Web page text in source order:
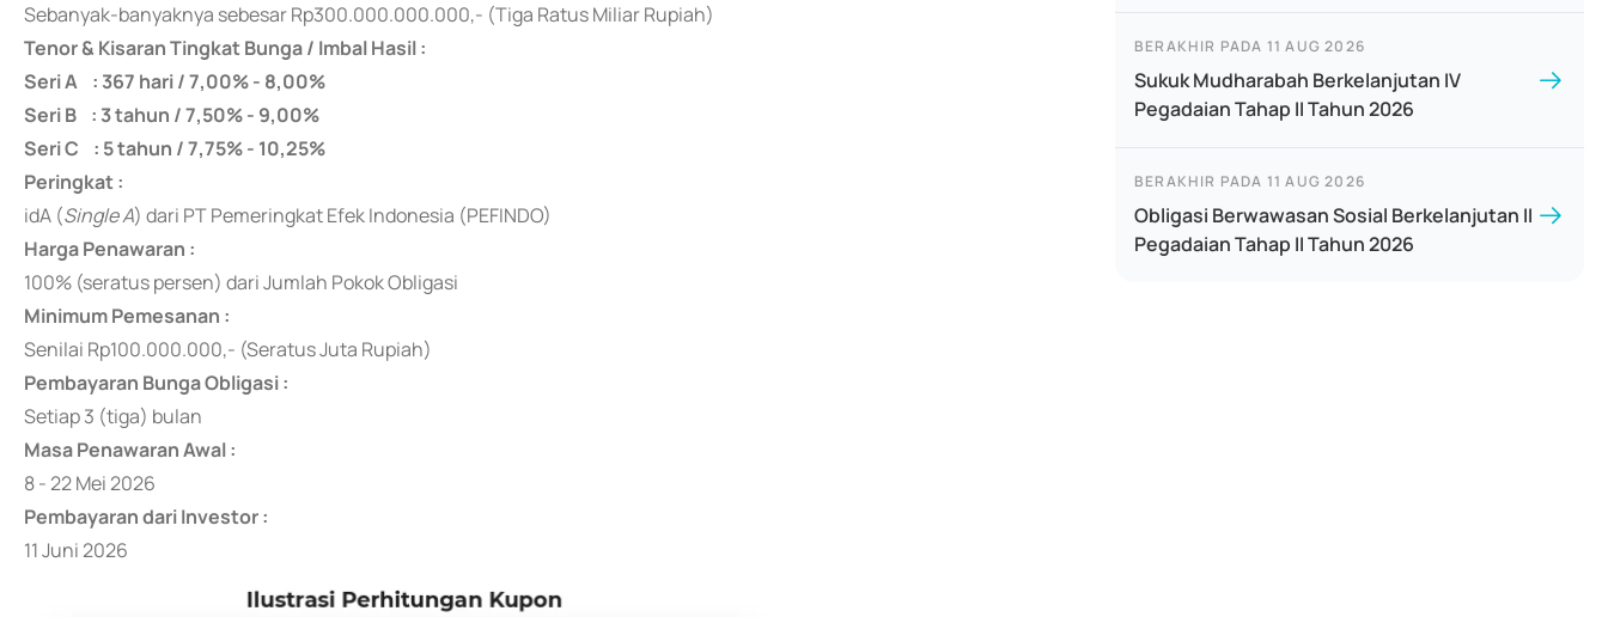
Sebanyak-banyaknya sebesar Rp300.000.000.000,- (Tiga Ratus Miliar Rupiah)
Tenor & Kisaran Tingkat Bunga / Imbal Hasil :
Seri A : 367 hari / 7,00% - 8,00%
Seri B : 3 tahun / 7,50% - 9,00%
Seri C : 5 tahun / 7,75% - 10,25%
Peringkat :
idA (Single A) dari PT Pemeringkat Efek Indonesia (PEFINDO)
Harga Penawaran :
100% (seratus persen) dari Jumlah Pokok Obligasi
Minimum Pemesanan :
Senilai Rp100.000.000,- (Seratus Juta Rupiah)
Pembayaran Bunga Obligasi :
Setiap 3 (tiga) bulan
Masa Penawaran Awal :
8 - 22 Mei 2026
Pembayaran dari Investor :
11 Juni 2026
BERAKHIR PADA 11 AUG 2026
Sukuk Mudharabah Berkelanjutan IV
Pegadaian Tahap II Tahun 2026
BERAKHIR PADA 11 AUG 2026
Obligasi Berwawasan Sosial Berkelanjutan II
Pegadaian Tahap II Tahun 2026